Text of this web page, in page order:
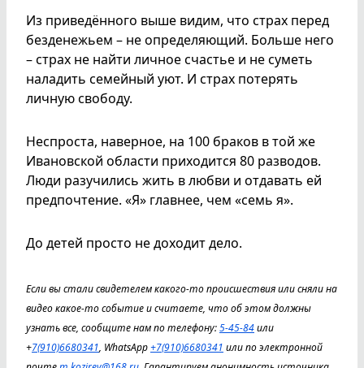
Из приведённого выше видим, что страх перед
безденежьем – не определяющий. Больше него
– страх не найти личное счастье и не суметь
наладить семейный уют. И страх потерять
личную свободу.
Неспроста, наверное, на 100 браков в той же
Ивановской области приходится 80 разводов.
Люди разучились жить в любви и отдавать ей
предпочтение. «Я» главнее, чем «семь я».
До детей просто не доходит дело.
Если вы стали свидетелем какого-то происшествия или сняли на
видео какое-то событие и считаете, что об этом должны
узнать все, сообщите нам по телефону:5-45-84или
+7(910)6680341, WhatsApp+7(910)6680341 или по электронной